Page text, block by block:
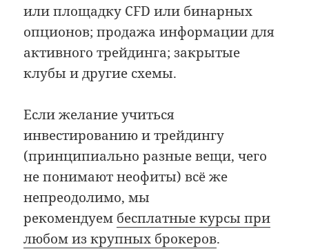
или площадку CFD или бинарных
опционов; продажа информации для
активного трейдинга; закрытые
клубы и другие схемы.
Если желание учиться
инвестированию и трейдингу
(принципиально разные вещи, чего
не понимают неофиты) всё же
непреодолимо, мы
рекомендуем бесплатные курсы при
любом из крупных брокеров.